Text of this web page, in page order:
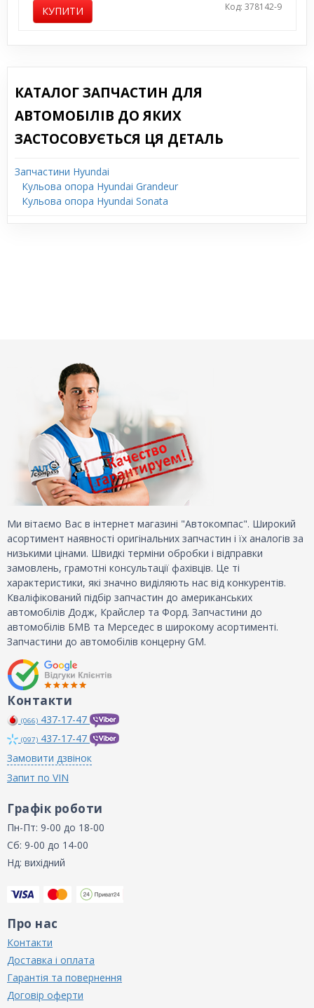
КУПИТИ Код: 378142-9
КАТАЛОГ ЗАПЧАСТИН ДЛЯ
АВТОМОБІЛІВ ДО ЯКИХ
ЗАСТОСОВУЄТЬСЯ ЦЯ ДЕТАЛЬ
Запчастини Hyundai
Кульова опора Hyundai Grandeur
Кульова опора Hyundai Sonata
Ми вітаємо Вас в інтернет магазині "Автокомпас". Широкий
асортимент наявності оригінальних запчастин і їх аналогів за
низькими цінами. Швидкі терміни обробки і відправки
замовлень, грамотні консультації фахівців. Це ті
характеристики, які значно виділяють нас від конкурентів.
Кваліфікований підбір запчастин до американських
автомобілів Додж, Крайслер та Форд. Запчастини до
автомобілів БМВ та Мерседес в широкому асортименті.
Запчастини до автомобілів концерну GM.
Контакти
(066) 437-17-47
(097) 437-17-47
Замовити дзвінок
Запит по VIN
Графік роботи
Пн-Пт: 9-00 до 18-00
Сб: 9-00 до 14-00
Нд: вихідний
Про нас
Контакти
Доставка і оплата
Гарантія та повернення
Договір оферти